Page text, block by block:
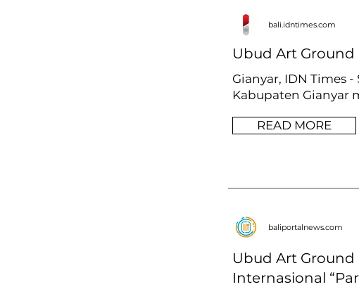
bali.idntimes.com
Ubud Art
Gianyar, IDN Times
Kabupaten Gianyar
READ MORE
baliportalnews.com
Ubud Art Ground
Internasional